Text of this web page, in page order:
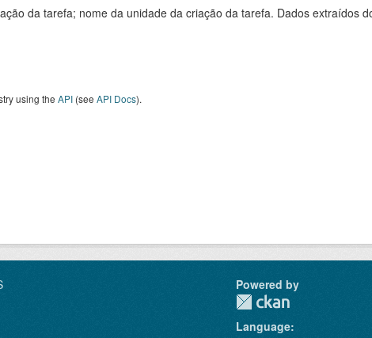
da tarefa; nome da unidade da criação da tarefa. Dados extraídos
using the API (see API Docs).
Powered by
Language